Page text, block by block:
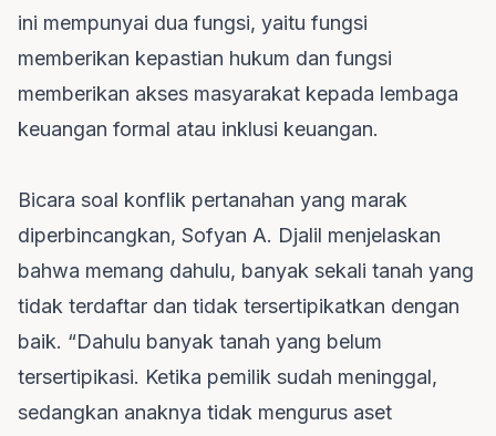
ini mempunyai dua fungsi, yaitu fungsi
memberikan kepastian hukum dan fungsi
memberikan akses masyarakat kepada lembaga
keuangan formal atau inklusi keuangan.
Bicara soal konflik pertanahan yang marak
diperbincangkan, Sofyan A. Djalil menjelaskan
bahwa memang dahulu, banyak sekali tanah yang
tidak terdaftar dan tidak tersertipikatkan dengan
baik. “Dahulu banyak tanah yang belum
tersertipikasi. Ketika pemilik sudah meninggal,
sedangkan anaknya tidak mengurus aset